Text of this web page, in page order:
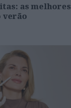
as melhores
verão